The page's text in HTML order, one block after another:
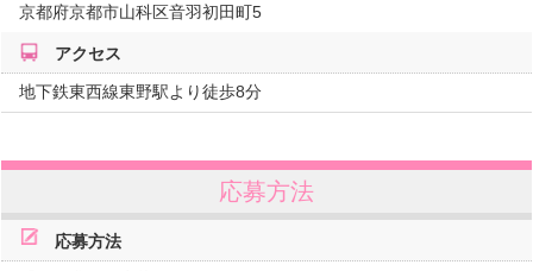
京都府京都市山科区音羽初田町5
アクセス
地下鉄東西線東野駅より徒歩8分
応募方法
応募方法